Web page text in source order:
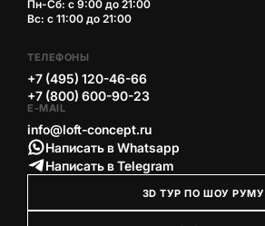
Пн-Сб: с 9:00 до 21:00
Вс: с 11:00 до 21:00
ТЕЛЕФОНЫ
+7 (495) 120-46-66
+7 (800) 600-90-23
E-MAIL
info@loft-concept.ru
Написать в Whatsapp
Написать в Telegram
3D ТУР ПО ШОУ РУМУ